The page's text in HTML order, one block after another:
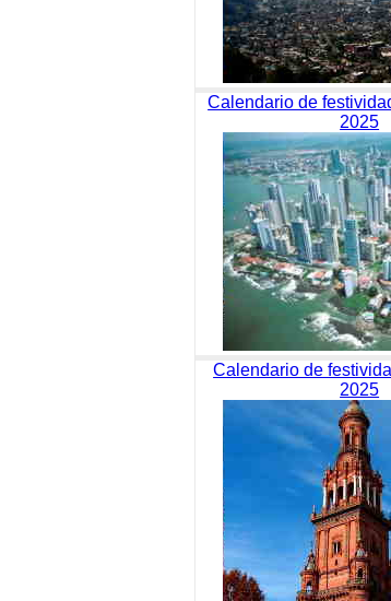
Calendario de
2025
Calendario de
2025